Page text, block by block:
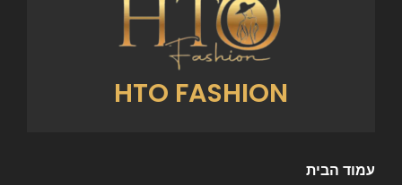
HTO FASHION
עמוד הבית